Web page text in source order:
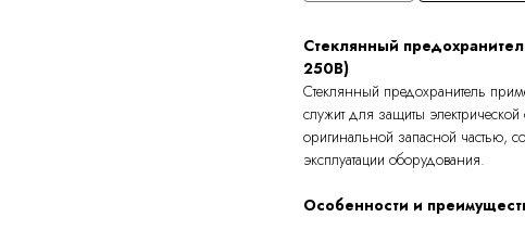
Стеклянный
250В)
Стеклянный предохранитель
служит для защиты
оригинальной запасной частью,
эксплуатации оборудования.
Особенности и